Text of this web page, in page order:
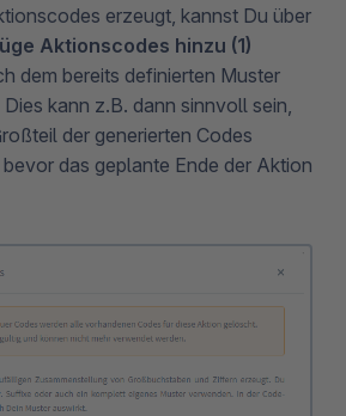
erzeugt, kannst Du über
Aktionscodes hinzu (1)
dem bereits definierten Muster
kann z.B. dann sinnvoll sein,
der generierten Codes
das geplante Ende der Aktion